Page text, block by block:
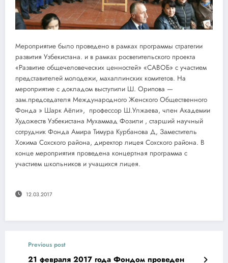
Мероприятие было проведено в рамках программы стратегии
развития Узбекистана. и в рамках росветительского проекта
«Развитие общечеловеческих ценностей» «САВОБ» с участием
представителей молодежи, махаллинских комитетов. На
мероприятие с докладом выступили Ш. Орипова —
зам.председателя Международного Женского Общественного
Фонда » Шарк Аёли», профессор Ш.Улжаева, член Академии
Художеств Узбекистана Мухаммад Фозили , старший научный
сотрудник Фонда Амира Тимура Курбанова Д, Заместитель
Хокима Сохского района, директор лицея Сохского района. В
конце мероприятия проведена концертная программа с
участием школьников и учащихся лицея.
12.03.2017
Previous post
21 февраля 2017 года Фондом проведен